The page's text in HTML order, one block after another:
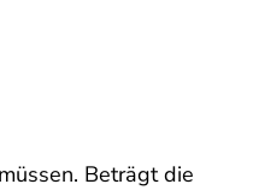
Beträgt die